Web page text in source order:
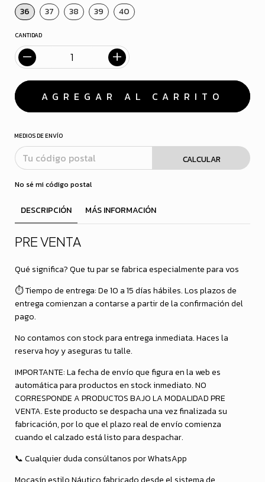
36 37 38 39 40
CANTIDAD
MEDIOS DE ENVÍO
CALCULAR
No sé mi código postal
DESCRIPCIÓN MÁS INFORMACIÓN
PRE VENTA
Qué significa? Que tu par se fabrica especialmente para vos
⏱️ Tiempo de entrega: De 10 a 15 días hábiles. Los plazos de
entrega comienzan a contarse a partir de la confirmación del
pago.
No contamos con stock para entrega inmediata. Haces la
reserva hoy y aseguras tu talle.
IMPORTANTE: La fecha de envío que figura en la web es
automática para productos en stock inmediato. NO
CORRESPONDE A PRODUCTOS BAJO LA MODALIDAD PRE
VENTA. Este producto se despacha una vez finalizada su
fabricación, por lo que el plazo real de envío comienza
cuando el calzado está listo para despachar.
📞 Cualquier duda consúltanos por WhatsApp